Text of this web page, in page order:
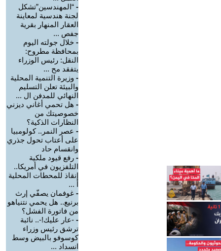
- “المهندسين”تشكل
لجنة هندسية لمعاينة
العقار المنهار بقرية
جفص ...
- خلال جولته اليوم
بمحافظة مطروح:
النقل: رئيس الوزراء
يتفقد مح ...
- وزيرة التنمية المحلية
والبيئة تعلن التسليم
النهائي للمدفن ال ...
- هل تحمي أغاني ديزني
خصوصيتك من
النظارات الذكية؟
- عصر النمر.. كولومبيا
على أعتاب تحول جذري
وانقسام حاد
- رفع قيود ملكية
التلفزيون في أمريكا..
إنقاذ للمحطات المحلية
أ ...
- غوفمان يصفّي إرث
برنيع.. هل يحمي نتنياهو
من فاتورة الفشل؟
- -عار عليك!-.. نائبة
ترشق رئيس وزراء
كوسوفو بالبيض وسط
انسداد ...